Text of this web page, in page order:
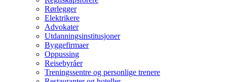
Rørlegger
Elektrikere
Advokater
Utdanningsinstitusjoner
Byggefirmaer
Oppussing
Reisebyråer
Treningssentre og personlige trenere